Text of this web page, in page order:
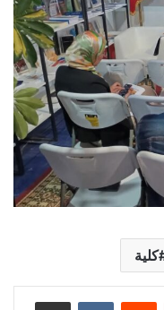
كلية
بينتيريست مشاركة عبر البريد